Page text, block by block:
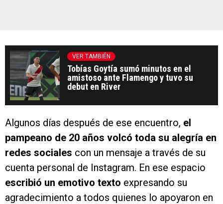
VER TAMBIÉN
Tobías Goytía sumó minutos en el
amistoso ante Flamengo y tuvo su
debut en River
Algunos días después de ese encuentro, el
pampeano de 20 años volcó toda su alegría en
redes sociales con un mensaje a través de su
cuenta personal de Instagram. En ese espacio
escribió un emotivo texto expresando su
agradecimiento a todos quienes lo apoyaron en